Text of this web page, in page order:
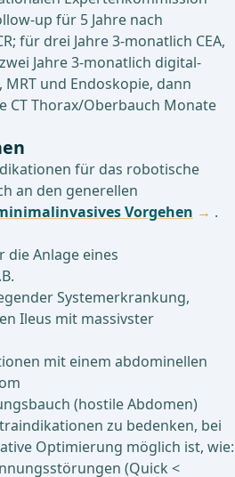
up für 5 Jahre nach
für drei Jahre 3-monatlich CEA,
Jahre 3-monatlich digital-
und Endoskopie, dann
CT Thorax/Oberbauch Monate
für das robotische
an den generellen
Vorgehen
.
Anlage eines
Systemerkrankung,
Ileus mit massivster
mit einem abdominellen
(hostile Abdomen)
zu bedenken, bei
Optimierung möglich ist, wie:
(Quick <